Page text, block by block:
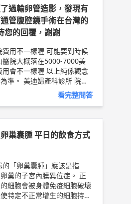
過輸卵管造影，發現有
管腹腔鏡手術在台灣的
您的回覆，謝謝
用不一樣喔 可能要到時候
院大概落在5000-7000美
樣喔 以上純係觀念
診所 院長
新婦產科-生殖醫學中心 主
治醫師（有子宮鏡檢查，自費門診） 蘇軒 醫師簡介 ►ht
看完整問答
巢囊腫 平日的飲食方式
巢的子宮內膜異位症。 正
細胞會被身體免疫細胞破壞
特定不正常增生的細胞持續